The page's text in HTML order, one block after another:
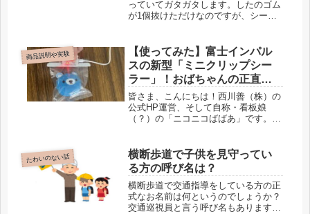
っていてガタガタします。したのゴム
が1個抜けただけなのですが、シール
商品説明や実験
【使ってみた】富士インパル
スの新型「ミニクリップシー
ラー」！おばちゃんの正直レ
ビュー
皆さま、こんにちは！西川善（株）の
公式HP運営、そして自称・看板娘
（？）の「ニコニコばばあ」です。今
らサイズの「ミニクリップシーラー」
をさっそく試してみました。「実際、
使い read more
たわいのない話
横断歩道で子供を見守ってい
る方の呼び名は？
横断歩道で交通指導をしている方の正
式なお名前は何というのでしょうか？
交通巡視員と言う呼び名もありますが